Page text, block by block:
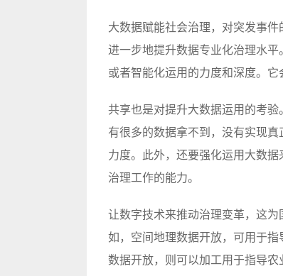
大数据赋能社会治理，对突发事
进一步地提升数据专业化治理水
或者智能化运用的力度和深度。
共享也是对提升大数据运用的考验
有很多的数据拿不到，没有实现
力度。此外，还要强化运用大数
治理工作的能力。
让数字技术来推动治理变革，这
如，空间地理数据开放，可用于
数据开放，则可以加工用于指导